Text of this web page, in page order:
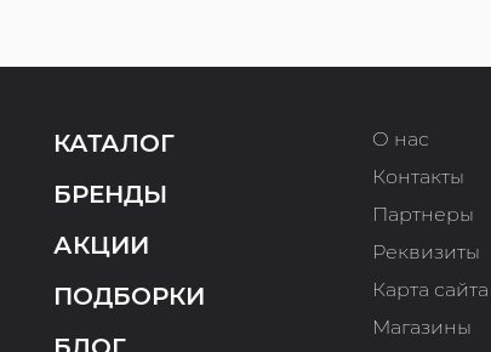
КАТАЛОГ
БРЕНДЫ
АКЦИИ
ПОДБОРКИ
О нас
Контакты
Партнеры
Реквизиты
Карта сайта
Магазины